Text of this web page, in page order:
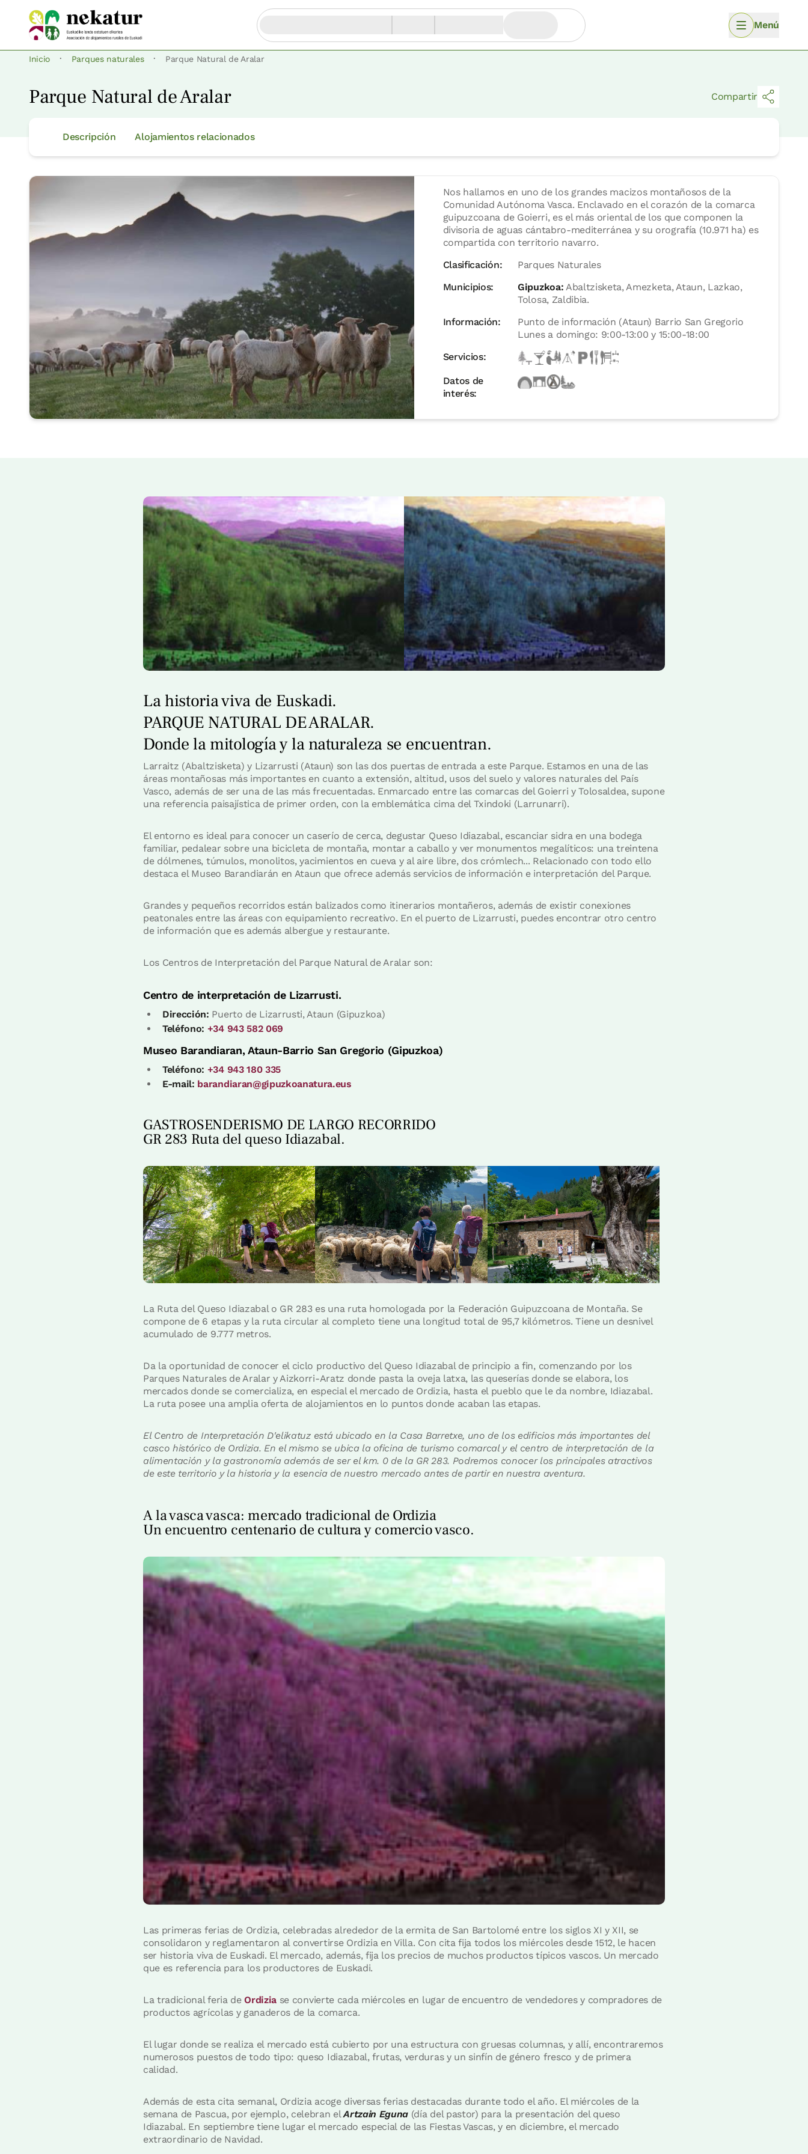
Menú
Inicio · Parques naturales · Parque Natural de Aralar
Parque Natural de Aralar Compartir
Descripción Alojamientos relacionados
Nos hallamos en uno de los grandes macizos montañosos de la
Comunidad Autónoma Vasca. Enclavado en el corazón de la comarca
guipuzcoana de Goierri, es el más oriental de los que componen la
divisoria de aguas cántabro-mediterránea y su orografía (10.971 ha) es
compartida con territorio navarro.
Clasificación:
Parques Naturales
Municipios:
Gipuzkoa: Abaltzisketa, Amezketa, Ataun, Lazkao,
Tolosa, Zaldibia.
Información:
Punto de información (Ataun) Barrio San Gregorio
Lunes a domingo: 9:00-13:00 y 15:00-18:00
Servicios:
Datos de
interés:
La historia viva de Euskadi.
PARQUE NATURAL DE ARALAR.
Donde la mitología y la naturaleza se encuentran.
Larraitz (Abaltzisketa) y Lizarrusti (Ataun) son las dos puertas de entrada a este Parque. Estamos en una de las
áreas montañosas más importantes en cuanto a extensión, altitud, usos del suelo y valores naturales del País
Vasco, además de ser una de las más frecuentadas. Enmarcado entre las comarcas del Goierri y Tolosaldea, supone
una referencia paisajística de primer orden, con la emblemática cima del Txindoki (Larrunarri).
El entorno es ideal para conocer un caserío de cerca, degustar Queso Idiazabal, escanciar sidra en una bodega
familiar, pedalear sobre una bicicleta de montaña, montar a caballo y ver monumentos megalíticos: una treintena
de dólmenes, túmulos, monolitos, yacimientos en cueva y al aire libre, dos crómlech... Relacionado con todo ello
destaca el Museo Barandiarán en Ataun que ofrece además servicios de información e interpretación del Parque.
Grandes y pequeños recorridos están balizados como itinerarios montañeros, además de existir conexiones
peatonales entre las áreas con equipamiento recreativo. En el puerto de Lizarrusti, puedes encontrar otro centro
de información que es además albergue y restaurante.
Los Centros de Interpretación del Parque Natural de Aralar son:
Centro de interpretación de Lizarrusti.
Dirección: Puerto de Lizarrusti, Ataun (Gipuzkoa)
Teléfono: +34 943 582 069
Museo Barandiaran, Ataun-Barrio San Gregorio (Gipuzkoa)
Teléfono: +34 943 180 335
E-mail: barandiaran@gipuzkoanatura.eus
GASTROSENDERISMO DE LARGO RECORRIDO
GR 283 Ruta del queso Idiazabal.
La Ruta del Queso Idiazabal o GR 283 es una ruta homologada por la Federación Guipuzcoana de Montaña. Se
compone de 6 etapas y la ruta circular al completo tiene una longitud total de 95,7 kilómetros. Tiene un desnivel
acumulado de 9.777 metros.
Da la oportunidad de conocer el ciclo productivo del Queso Idiazabal de principio a fin, comenzando por los
Parques Naturales de Aralar y Aizkorri-Aratz donde pasta la oveja latxa, las queserías donde se elabora, los
mercados donde se comercializa, en especial el mercado de Ordizia, hasta el pueblo que le da nombre, Idiazabal.
La ruta posee una amplia oferta de alojamientos en lo puntos donde acaban las etapas.
El Centro de Interpretación D'elikatuz está ubicado en la Casa Barretxe, uno de los edificios más importantes del
casco histórico de Ordizia. En el mismo se ubica la oficina de turismo comarcal y el centro de interpretación de la
alimentación y la gastronomía además de ser el km. 0 de la GR 283. Podremos conocer los principales atractivos
de este territorio y la historia y la esencia de nuestro mercado antes de partir en nuestra aventura.
A la vasca vasca: mercado tradicional de Ordizia
Un encuentro centenario de cultura y comercio vasco.
Las primeras ferias de Ordizia, celebradas alrededor de la ermita de San Bartolomé entre los siglos XI y XII, se
consolidaron y reglamentaron al convertirse Ordizia en Villa. Con cita fija todos los miércoles desde 1512, le hacen
ser historia viva de Euskadi. El mercado, además, fija los precios de muchos productos típicos vascos. Un mercado
que es referencia para los productores de Euskadi.
La tradicional feria deOrdizia se convierte cada miércoles en lugar de encuentro de vendedores y compradores de
productos agrícolas y ganaderos de la comarca.
El lugar donde se realiza el mercado está cubierto por una estructura con gruesas columnas, y allí, encontraremos
numerosos puestos de todo tipo: queso Idiazabal, frutas, verduras y un sinfín de género fresco y de primera
calidad.
Además de esta cita semanal, Ordizia acoge diversas ferias destacadas durante todo el año. El miércoles de la
semana de Pascua, por ejemplo, celebran elArtzain Eguna (día del pastor) para la presentación del queso
Idiazabal. En septiembre tiene lugar el mercado especial de las Fiestas Vascas, y en diciembre, el mercado
extraordinario de Navidad.